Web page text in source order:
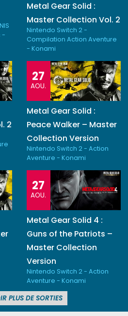
-
Metal Gear Solid :
Master Collection Vol. 2
Nintendo Switch 2 -
Compilation Action Aventure
- Konami
2
27
AOU.
Metal Gear Solid :
Peace Walker – Master
Collection Version
Nintendo Switch 2 - Action
Aventure - Konami
27
AOU.
Metal Gear Solid 4 :
Guns of the Patriots –
Master Collection
Version
Nintendo Switch 2 - Action
Aventure - Konami
PLUS DE SORTIES